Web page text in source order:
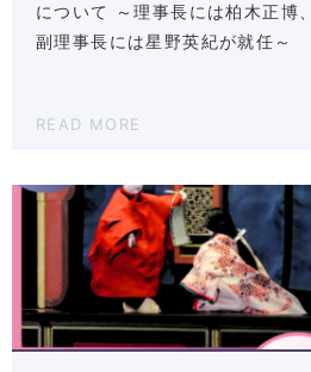
について ～理事長には柏木正博、
副理事長には星野英紀が就任～
READ MORE